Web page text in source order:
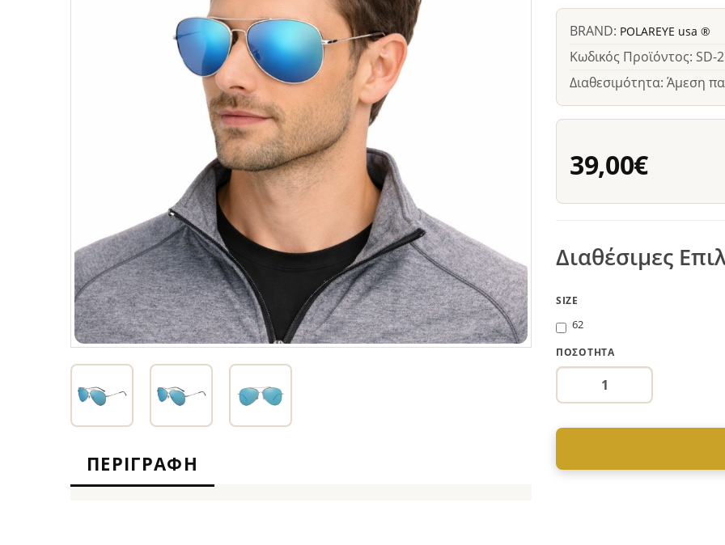
ΠΕΡΙΓΡΑΦΉ
BRAND: POLAREYE usa ®
Κωδικός Προϊόντος: SD-
Διαθεσιμότητα: Άμεση
39,00€
Διαθέσιμες
SIZE
62
ΠΟΣΌΤΗΤΑ